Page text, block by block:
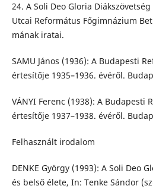
24. A Soli Deo Gloria
Utcai Református Főgimnázium
mának iratai.
SAMU János (1936): A Budapesti
értesítője 1935–1936. évéről.
VÁNYI Ferenc (1938): A Budapesti
értesítője 1937–1938. évéről.
Felhasznált irodalom
DENKE György (1993): A Soli Deo
és belső élete, In: Tenke Sándor